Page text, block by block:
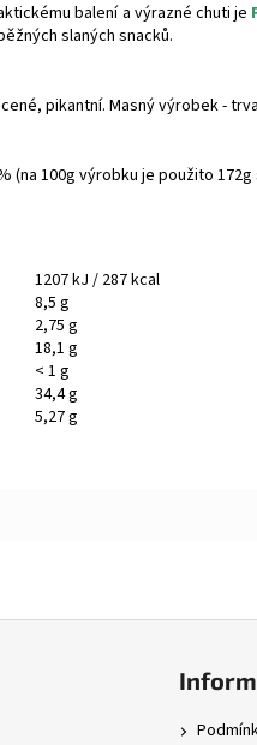
balení a výrazné chuti je
slaných snacků.
pikantní. Masný výrobek -
(na 100g výrobku je použito
1207 kJ / 287 kcal
8,5 g
2,75 g
18,1 g
< 1 g
34,4 g
5,27 g